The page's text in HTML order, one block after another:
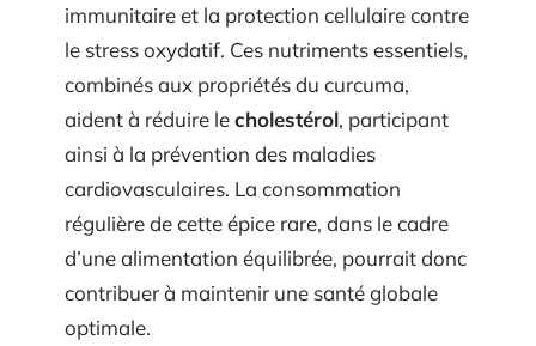
immunitaire et la protection cellulaire contre
le stress oxydatif. Ces nutriments essentiels,
combinés aux propriétés du curcuma,
aident à réduire lecholestérol, participant
ainsi à la prévention des maladies
cardiovasculaires. La consommation
régulière de cette épice rare, dans le cadre
d’une alimentation équilibrée, pourrait donc
contribuer à maintenir une santé globale
optimale.